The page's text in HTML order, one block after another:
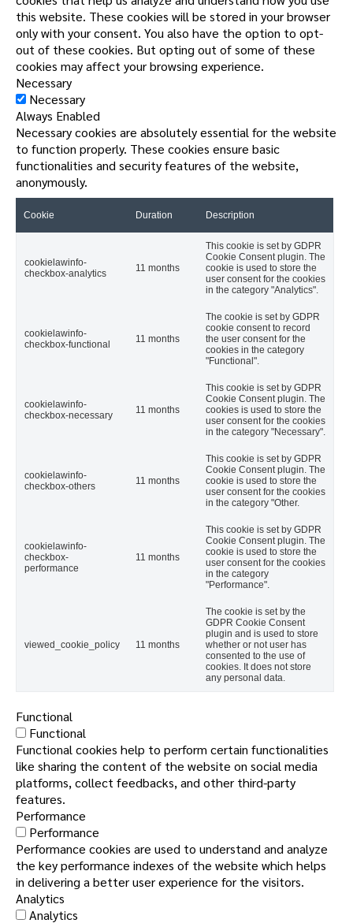
this website. These cookies will be stored in your browser
only with your consent. You also have the option to opt-
out of these cookies. But opting out of some of these
cookies may affect your browsing experience.
Necessary
Necessary
Always Enabled
Necessary cookies are absolutely essential for the website
to function properly. These cookies ensure basic
functionalities and security features of the website,
anonymously.
Cookie Duration Description
cookielawinfo-
checkbox-analytics
11 months
This cookie is set by GDPR
Cookie Consent plugin. The
cookie is used to store the
user consent for the cookies
in the category "Analytics".
cookielawinfo-
checkbox-functional
11 months
The cookie is set by GDPR
cookie consent to record
the user consent for the
cookies in the category
"Functional".
cookielawinfo-
checkbox-necessary
11 months
This cookie is set by GDPR
Cookie Consent plugin. The
cookies is used to store the
user consent for the cookies
in the category "Necessary".
cookielawinfo-
checkbox-others
11 months
This cookie is set by GDPR
Cookie Consent plugin. The
cookie is used to store the
user consent for the cookies
in the category "Other.
cookielawinfo-
checkbox-
performance
11 months
This cookie is set by GDPR
Cookie Consent plugin. The
cookie is used to store the
user consent for the cookies
in the category
"Performance".
viewed_cookie_policy 11 months
The cookie is set by the
GDPR Cookie Consent
plugin and is used to store
whether or not user has
consented to the use of
cookies. It does not store
any personal data.
Functional
Functional
Functional cookies help to perform certain functionalities
like sharing the content of the website on social media
platforms, collect feedbacks, and other third-party
features.
Performance
Performance
Performance cookies are used to understand and analyze
the key performance indexes of the website which helps
in delivering a better user experience for the visitors.
Analytics
Analytics